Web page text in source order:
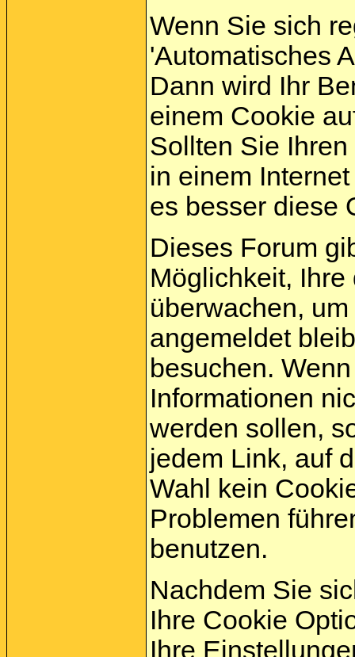
Wenn Sie sich
'Automatisches
Dann wird Ihr
einem Cookie
Sollten Sie
in einem
es besser diese
Dieses Forum
Möglichkeit,
überwachen,
angemeldet
besuchen.
Informationen
werden sollen,
jedem Link, auf
Wahl kein
Problemen
benutzen.
Nachdem Sie
Ihre Cookie
Ihre